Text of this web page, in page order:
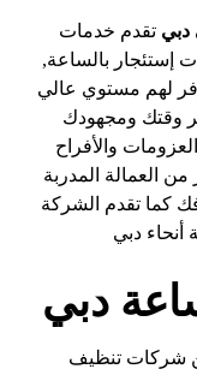
دبي تقدم خدمات
إستئجار بالساعة,
لهم مستوي عالي
وقتك ومجهودك
والأفراح
العمالة المدربة
كما تقدم الشركة
دبي
دبي
شركات تنظيف